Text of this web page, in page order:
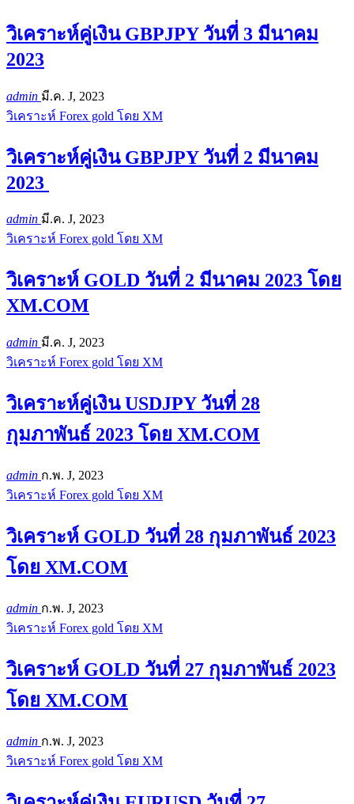
วิเคราะห์คู่เงิน GBPJPY วันที่ 3 มีนาคม
2023
admin มี.ค. J, 2023
วิเคราะห์ Forex gold โดย XM
วิเคราะห์คู่เงิน GBPJPY วันที่ 2 มีนาคม
2023
admin มี.ค. J, 2023
วิเคราะห์ Forex gold โดย XM
วิเคราะห์ GOLD วันที่ 2 มีนาคม 2023 โดย
XM.COM
admin มี.ค. J, 2023
วิเคราะห์ Forex gold โดย XM
วิเคราะห์คู่เงิน USDJPY วันที่ 28
กุมภาพันธ์ 2023 โดย XM.COM
admin ก.พ. J, 2023
วิเคราะห์ Forex gold โดย XM
วิเคราะห์ GOLD วันที่ 28 กุมภาพันธ์ 2023
โดย XM.COM
admin ก.พ. J, 2023
วิเคราะห์ Forex gold โดย XM
วิเคราะห์ GOLD วันที่ 27 กุมภาพันธ์ 2023
โดย XM.COM
admin ก.พ. J, 2023
วิเคราะห์ Forex gold โดย XM